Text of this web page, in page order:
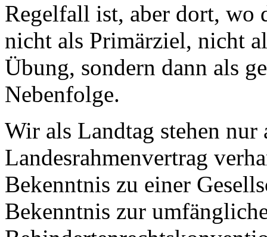
Regelfall ist, aber dort, wo
nicht als Primärziel, nicht
Übung, sondern dann als
Nebenfolge.
Wir als Landtag stehen
Landesrahmenvertrag
Bekenntnis zu einer
Bekenntnis zur